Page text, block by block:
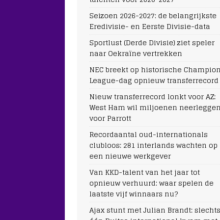
Seizoen 2026-2027: de belangrijkste
Eredivisie- en Eerste Divisie-data
Sportlust (Derde Divisie) ziet speler
naar Oekraïne vertrekken
NEC breekt op historische
League-dag opnieuw transferrecord
Nieuw transferrecord lonkt voor AZ:
West Ham wil miljoenen
voor Parrott
Recordaantal oud-internationals
clubloos: 281 interlands wachten op
een nieuwe werkgever
Van KKD-talent van het jaar tot
opnieuw verhuurd: waar spelen de
laatste vijf winnaars nu?
Ajax stunt met Julian Brandt: slechts